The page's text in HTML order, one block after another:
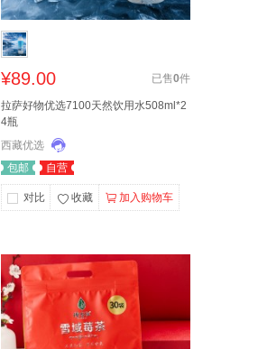
¥89.00 已售0件
拉萨好物优选7100天然饮用水508ml*2
4瓶
西藏优选
包邮
自营
对比 收藏 加入购物车